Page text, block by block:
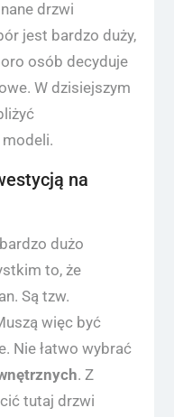
drzwi
jest bardzo duży,
osób decyduje
W dzisiejszym
na
dużo
to, że
Są tzw.
więc być
Nie łatwo wybrać
. Z
tutaj drzwi